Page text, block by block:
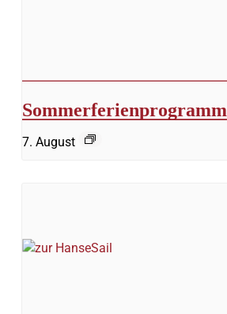
Sommerferienprogramm
7. August